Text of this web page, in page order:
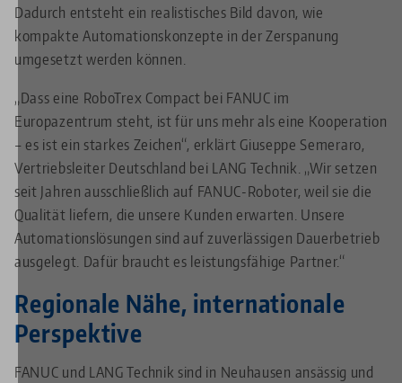
Dadurch entsteht ein realistisches Bild davon, wie
kompakte Automationskonzepte in der Zerspanung
umgesetzt werden können.
„Dass eine RoboTrex Compact bei FANUC im
Europazentrum steht, ist für uns mehr als eine Kooperation
– es ist ein starkes Zeichen“, erklärt Giuseppe Semeraro,
Vertriebsleiter Deutschland bei LANG Technik. „Wir setzen
seit Jahren ausschließlich auf FANUC-Roboter, weil sie die
Qualität liefern, die unsere Kunden erwarten. Unsere
Automationslösungen sind auf zuverlässigen Dauerbetrieb
ausgelegt. Dafür braucht es leistungsfähige Partner.“
Regionale Nähe, internationale
Perspektive
FANUC und LANG Technik sind in Neuhausen ansässig und